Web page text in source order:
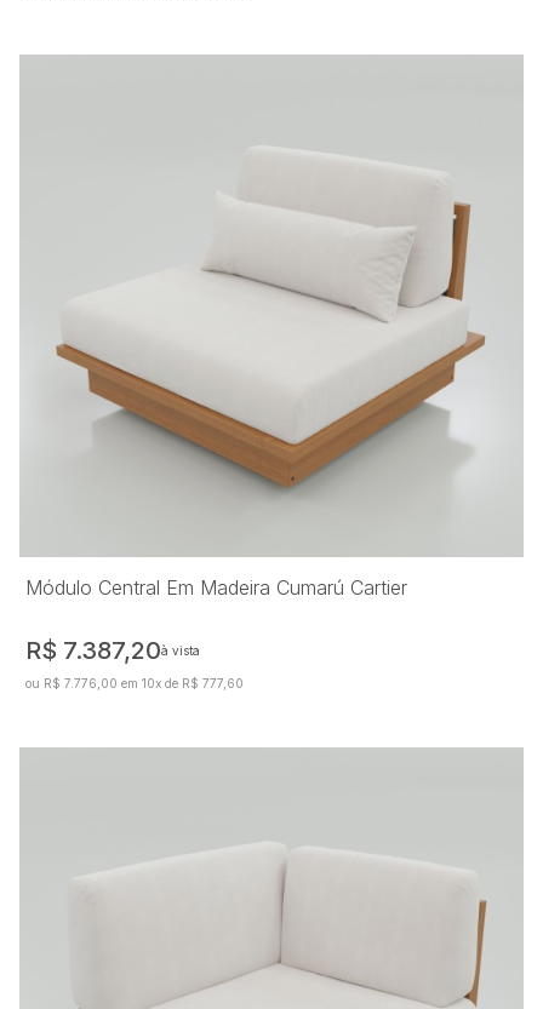
Módulo Central Em Madeira Cumarú Cartier
R$ 7.387,20à vista
ou R$ 7.776,00 em 10x de R$ 777,60